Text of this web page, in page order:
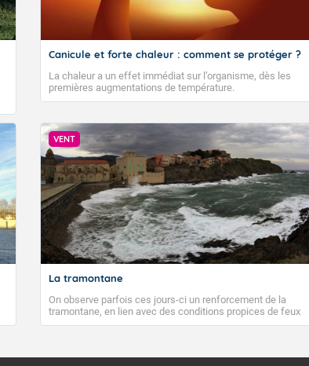
Canicule et forte chaleur : comment se protéger ?
La chaleur a un effet immédiat sur l’organisme, dès les
premières augmentations de température.
VENT
La tramontane
On observe parfois ces jours-ci un renforcement de la
tramontane, en lien avec des conditions propices de feux
de forêt. Mais qu'est-ce que la tramontane ? Quelles sont
à nord-ouest, dans un secteur qui part du Roussillon à la